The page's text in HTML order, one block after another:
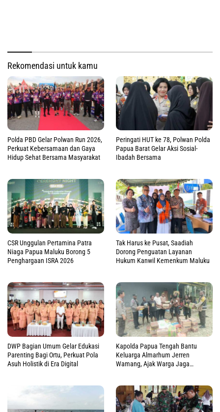
Rekomendasi untuk kamu
Polda PBD Gelar Polwan Run 2026,
Perkuat Kebersamaan dan Gaya
Hidup Sehat Bersama Masyarakat
Peringati HUT ke 78, Polwan Polda
Papua Barat Gelar Aksi Sosial-
Ibadah Bersama
CSR Unggulan Pertamina Patra
Niaga Papua Maluku Borong 5
Penghargaan ISRA 2026
Tak Harus ke Pusat, Saadiah
Dorong Penguatan Layanan
Hukum Kanwil Kemenkum Maluku
DWP Bagian Umum Gelar Edukasi
Parenting Bagi Ortu, Perkuat Pola
Asuh Holistik di Era Digital
Kapolda Papua Tengah Bantu
Keluarga Almarhum Jerren
Wamang, Ajak Warga Jaga